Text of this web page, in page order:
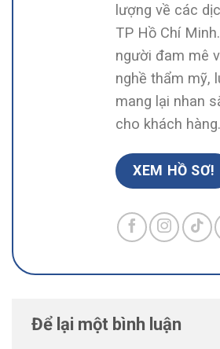
lượng về các
TP Hồ Chí
người đam mê
nghề thẩm mỹ,
mang lại nhan
cho khách hàng.
XEM HỒ SƠ!
Để lại một bình luận